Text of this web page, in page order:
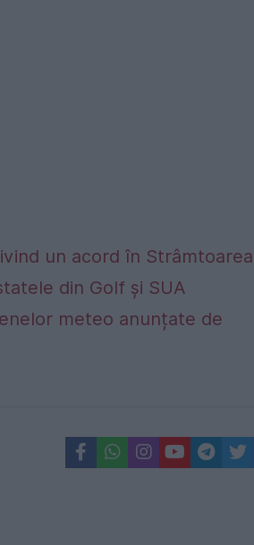
un acord în Strâmtoarea
din Golf și SUA
meteo anunțate de